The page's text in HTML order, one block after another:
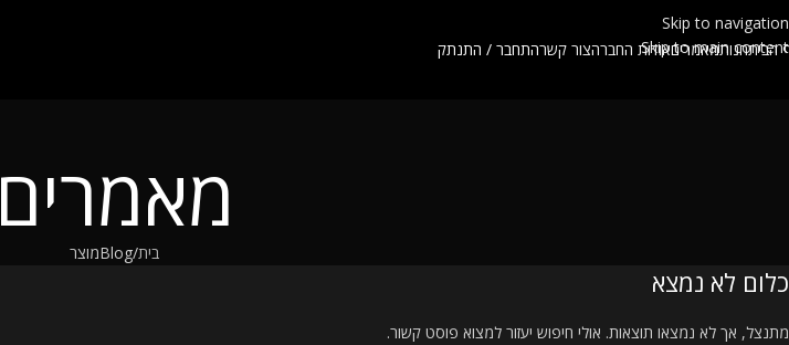
Skip to navigation
Skip to main content
הביתחנותמאמריםאודות החברהצור קשרהתחבר / התנתק
מאמרים
בית Blogמוצר
כלום לא נמצא
מתנצל, אך לא נמצאו תוצאות. אולי חיפוש יעזור למצוא פוסט קשור.